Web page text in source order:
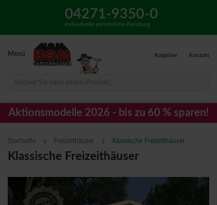
04271-9350-0
Individuelle persönliche Beratung
Menü Ratgeber Kontakt
Suchen Sie nach einem Produkt...
Aktionsmodelle 2026 - bis zu 60 % sparen!
Startseite › Freizeithäuser › Klassische Freizeithäuser
Klassische Freizeithäuser